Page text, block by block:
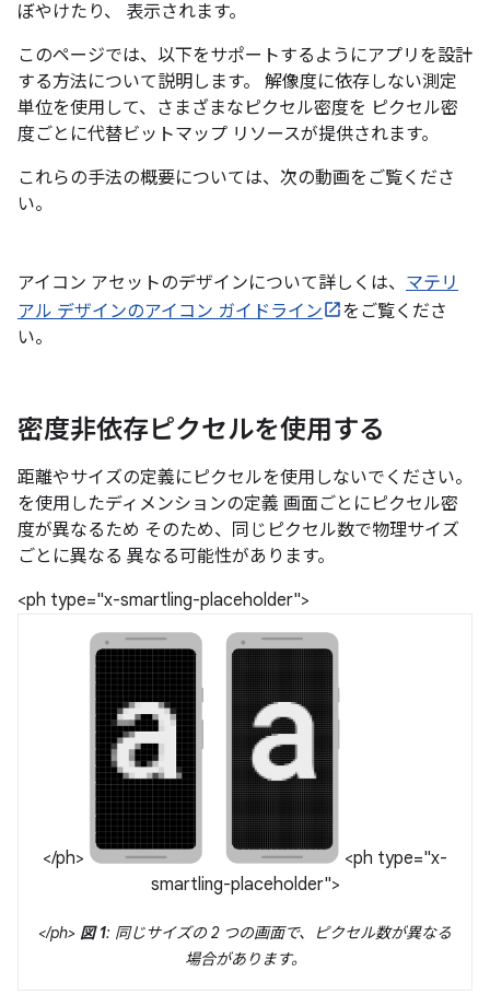
ぼやけたり、 表示されます。
このページでは、以下をサポートするようにアプリを設計
する方法について説明します。 解像度に依存しない測定
単位を使用して、さまざまなピクセル密度を ピクセル密
度ごとに代替ビットマップ リソースが提供されます。
これらの手法の概要については、次の動画をご覧くださ
い。
アイコン アセットのデザインについて詳しくは、 マテリ
アル デザインのアイコン ガイドライン
をご覧くださ
い。
密度非依存ピクセルを使用する
距離やサイズの定義にピクセルを使用しないでください。
を使用したディメンションの定義 画面ごとにピクセル密
度が異なるため そのため、同じピクセル数で物理サイズ
ごとに異なる 異なる可能性があります。
<ph type="x-smartling-placeholder">
</ph>
<ph type="x-
smartling-placeholder">
</ph> 図 1: 同じサイズの 2 つの画面で、ピクセル数が異なる
場合があります。